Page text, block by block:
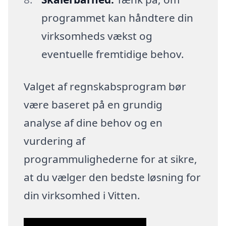
programmet kan håndtere din
virksomheds vækst og
eventuelle fremtidige behov.
Valget af regnskabsprogram bør
være baseret på en grundig
analyse af dine behov og en
vurdering af
programmulighederne for at sikre,
at du vælger den bedste løsning for
din virksomhed i Vitten.